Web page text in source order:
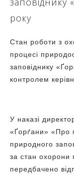
року
Стан роботи з
процесі
заповіднику
контролем
У наказі
«Ґорґани» «Про
природного
за стан охорони
передбачено